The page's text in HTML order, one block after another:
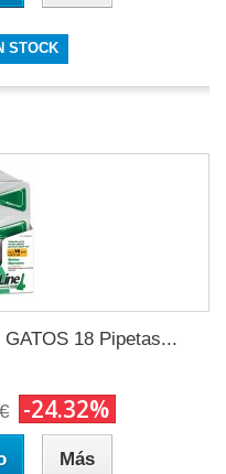
STOCK
18 Pipetas...
-24.32%
Más